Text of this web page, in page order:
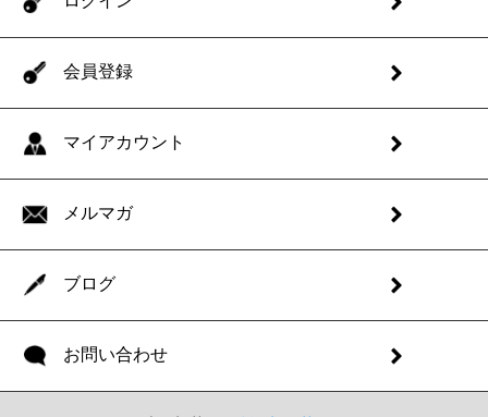
会員登録
マイアカウント
メルマガ
ブログ
お問い合わせ